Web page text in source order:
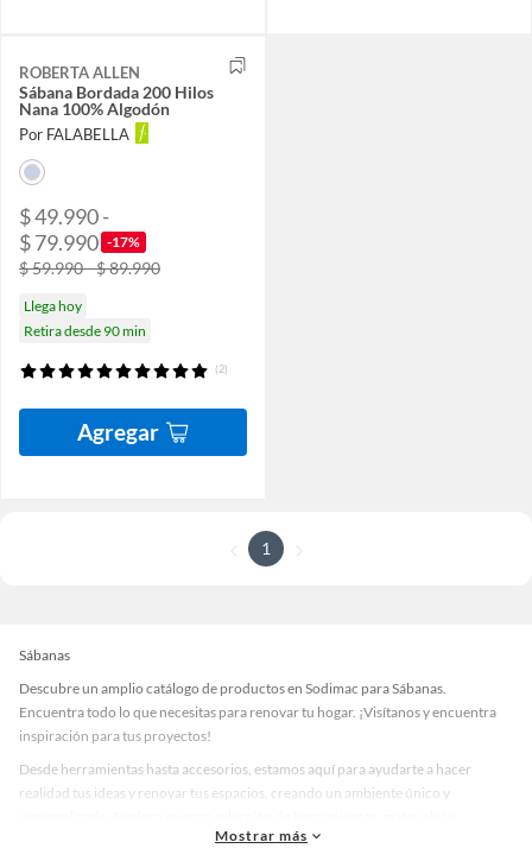
ROBERTA ALLEN
Sábana Bordada 200 Hilos
Nana 100% Algodón
Por FALABELLA
$ 49.990 -
$ 79.990 -17%
$ 59.990 - $ 89.990
Llega hoy
Retira desde 90 min
(2)
Agregar
1
Sábanas
Descubre un amplio catálogo de productos en Sodimac para Sábanas.
Encuentra todo lo que necesitas para renovar tu hogar. ¡Visítanos y encuentra
inspiración para tus proyectos!
Desde herramientas hasta accesorios, estamos aquí para ayudarte a hacer
realidad tus ideas y renovar tus espacios, creando un ambiente único y
accesorios de calidad que te ayudarán a crear un espacio más tú.
Mostrar más